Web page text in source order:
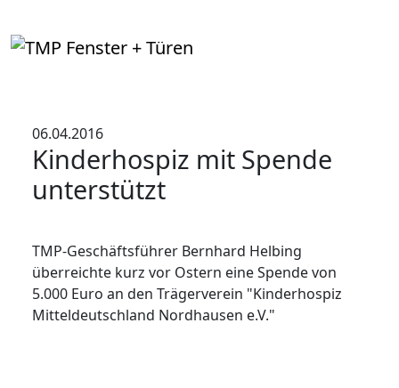
06.04.2016
Kinderhospiz mit Spende
unterstützt
TMP-Geschäftsführer Bernhard Helbing
überreichte kurz vor Ostern eine Spende von
5.000 Euro an den Trägerverein "Kinderhospiz
Mitteldeutschland Nordhausen e.V."